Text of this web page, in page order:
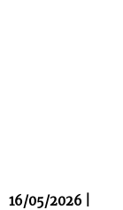
16/05/2026 |